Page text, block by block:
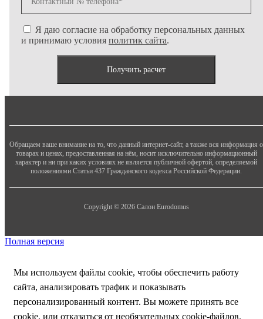
Я даю согласие на обработку персональных данных
и принимаю условия политик сайта.
Обращаем ваше внимание на то, что данный интернет-сайт, а также вся информация о
товарах и ценах, предоставленная на нём, носит исключительно информационный
характер и ни при каких условиях не является публичной офертой, определяемой
положениями Статьи 437 Гражданского кодекса Российской Федерации.
Copyright © 2026 Салон Eurodomus
Полная версия
Мы используем файлы cookie, чтобы обеспечить работу
сайта, анализировать трафик и показывать
персонализированный контент. Вы можете принять все
cookie, или отказаться от необязательных cookie-файлов.